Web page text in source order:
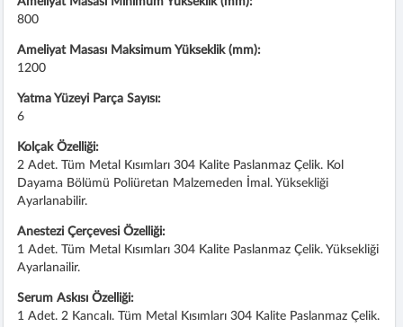
800
Ameliyat Masası Maksimum Yükseklik (mm):
1200
Yatma Yüzeyi Parça Sayısı:
6
Kolçak Özelliği:
2 Adet. Tüm Metal Kısımları 304 Kalite Paslanmaz Çelik. Kol
Dayama Bölümü Poliüretan Malzemeden İmal. Yüksekliği
Ayarlanabilir.
Anestezi Çerçevesi Özelliği:
1 Adet. Tüm Metal Kısımları 304 Kalite Paslanmaz Çelik. Yüksekliği
Ayarlanailir.
Serum Askısı Özelliği:
1 Adet. 2 Kancalı. Tüm Metal Kısımları 304 Kalite Paslanmaz Çelik.